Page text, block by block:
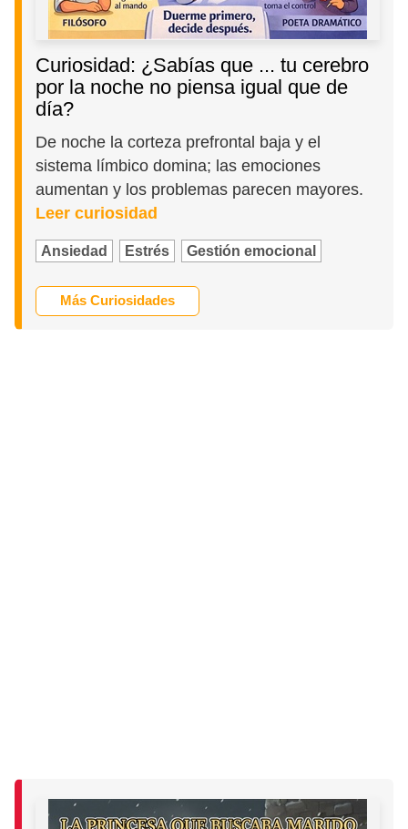
Curiosidad: ¿Sabías que ... tu cerebro
por la noche no piensa igual que de
día?
De noche la corteza prefrontal baja y el
sistema límbico domina; las emociones
aumentan y los problemas parecen mayores.
Leer curiosidad
Ansiedad Estrés Gestión emocional
Más Curiosidades